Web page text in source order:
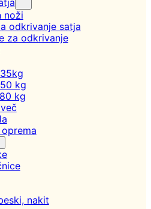
noži
odkrivanje satja
za odkrivanje
kg
kg
nakit